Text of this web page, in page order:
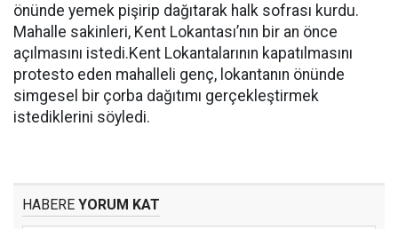
önünde yemek pişirip dağıtarak halk sofrası kurdu.
Mahalle sakinleri, Kent Lokantası’nın bir an önce
açılmasını istedi.Kent Lokantalarının kapatılmasını
protesto eden mahalleli genç, lokantanın önünde
simgesel bir çorba dağıtımı gerçekleştirmek
istediklerini söyledi.
HABERE YORUM KAT